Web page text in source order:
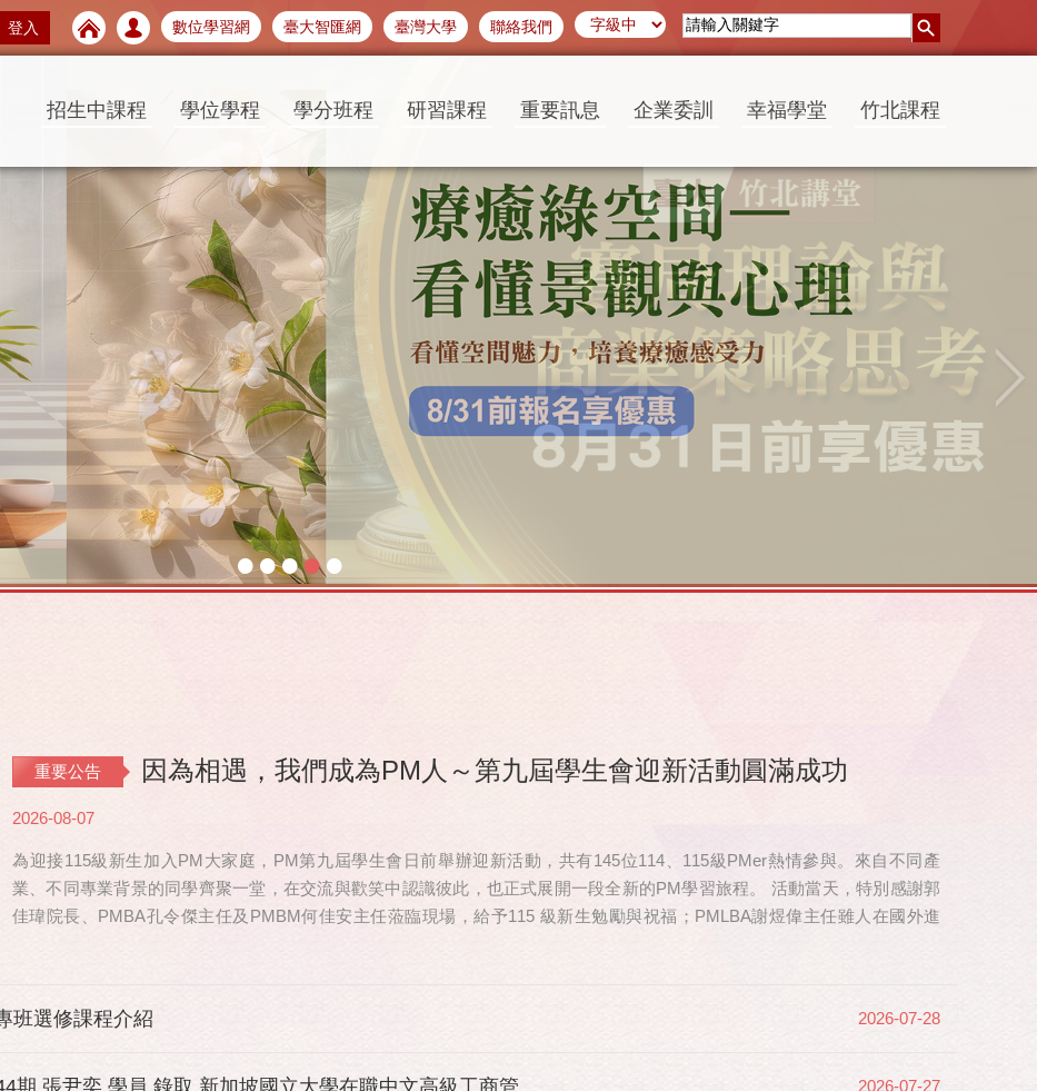
數位學習網 臺大智匯網 臺灣大學 聯絡我們
登入
招生中課程 學位學程 學分班程 研習課程 重要訊息 企業委訓 幸福學堂 竹北課程
•••••
重要公告 因為相遇，我們成為PM人～第九屆學生會迎新活動圓滿成功
2026-08-07
為迎接115級新生加入PM大家庭，PM第九屆學生會日前舉辦迎新活動，共有145位114、115級PMer熱情參與。來自不同產
業、不同專業背景的同學齊聚一堂，在交流與歡笑中認識彼此，也正式展開一段全新的PM學習旅程。 活動當天，特別感謝郭
佳瑋院長、PMBA孔令傑主任及PMBM何佳安主任蒞臨現場，給予115 級新生勉勵與祝福；PMLBA謝煜偉主任雖人在國外進
班選修課程介紹 2026-07-28
期 張尹奕 學員 錄取 新加坡國立大學在職中文高級工商管... 2026-07-27